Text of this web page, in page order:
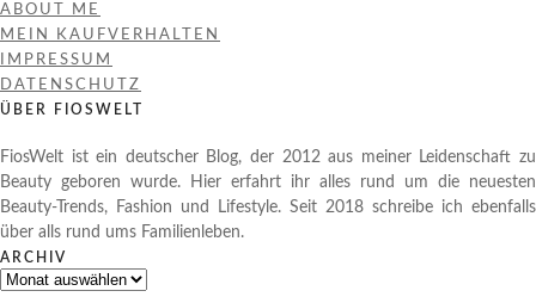
ABOUT ME
MEIN KAUFVERHALTEN
IMPRESSUM
DATENSCHUTZ
ÜBER FIOSWELT
FiosWelt ist ein deutscher Blog, der 2012 aus meiner Leidenschaft zu
Beauty geboren wurde. Hier erfahrt ihr alles rund um die neuesten
Beauty-Trends, Fashion und Lifestyle. Seit 2018 schreibe ich ebenfalls
über alls rund ums Familienleben.
ARCHIV
Archiv